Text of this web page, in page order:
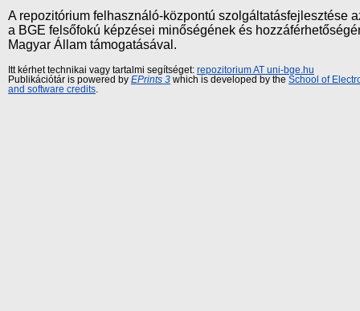
A repozitórium felhasználó-központú szolgáltatásfejlesztése
a BGE felsőfokú képzései minőségének és
Magyar Állam támogatásával.
Itt kérhet technikai vagy tartalmi segítséget: repozitorium AT uni-bge.hu
Publikációtár is powered by EPrints 3 which is developed by the School of
and software credits